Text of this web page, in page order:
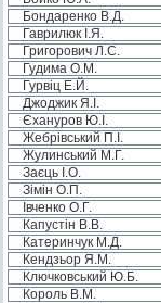
Бондаренко В.Д.
Гаврилюк І.Я.
Григорович Л.С.
Гудима О.М.
Гурвіц Е.Й.
Джоджик Я.І.
Єхануров Ю.І.
Жебрівський П.І.
Жулинський М.Г.
Заєць І.О.
Зімін О.П.
Івченко О.Г.
Капустін В.В.
Катеринчук М.Д.
Кендзьор Я.М.
Ключковський Ю.Б.
Король В.М.